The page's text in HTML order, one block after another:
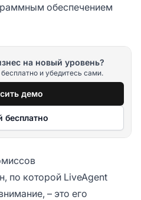
обеспечением
на новый уровень?
и убедитесь сами.
демо
бесплатно
по которой LiveAgent
– это его